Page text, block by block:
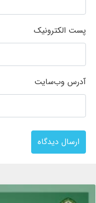
پست الکترونیک
آدرس وب‌سایت
ارسال دیدگاه